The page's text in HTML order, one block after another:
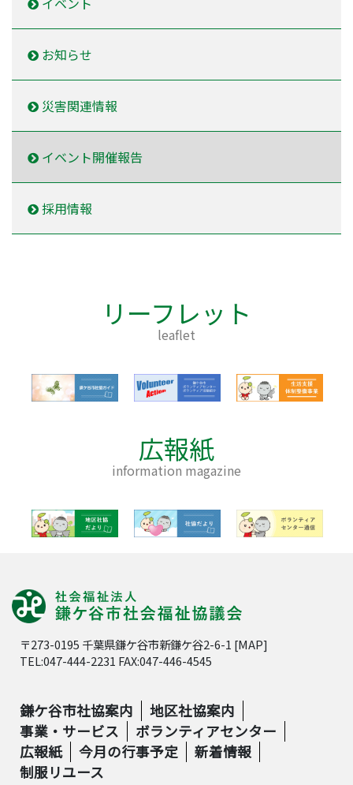
お知らせ
災害関連情報
イベント開催報告
採用情報
リーフレット
leaflet
広報紙
information magazine
〒273-0195 千葉県鎌ケ谷市新鎌ケ谷2-6-1 [MAP]
TEL:047-444-2231 FAX:047-446-4545
鎌ケ谷市社協案内
地区社協案内
事業・サービス
ボランティアセンター
広報紙
今月の行事予定
新着情報
制服リユース